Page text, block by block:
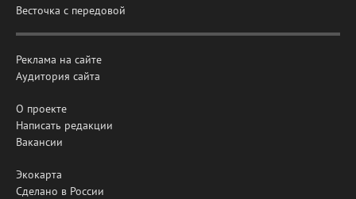
Весточка с передовой
Реклама на сайте
Аудитория сайта
О проекте
Написать редакции
Вакансии
Экокарта
Сделано в России